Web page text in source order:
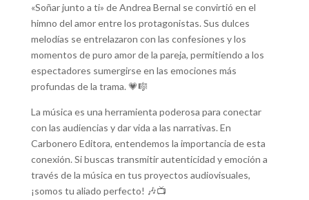
«Soñar junto a ti» de Andrea Bernal se convirtió en el
himno del amor entre los protagonistas. Sus dulces
melodías se entrelazaron con las confesiones y los
momentos de puro amor de la pareja, permitiendo a los
espectadores sumergirse en las emociones más
profundas de la trama. 💗🎼
La música es una herramienta poderosa para conectar
con las audiencias y dar vida a las narrativas. En
Carbonero Editora, entendemos la importancia de esta
conexión. Si buscas transmitir autenticidad y emoción a
través de la música en tus proyectos audiovisuales,
¡somos tu aliado perfecto! 🎶📺